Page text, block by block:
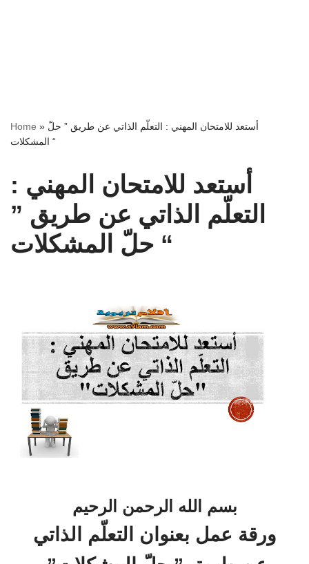
Home » أستعد للامتحان المهني : التعلّم الذاتي عن طريق ” حلّ
المشكلات “
أستعد للامتحان المهني :
التعلّم الذاتي عن طريق ”
حلّ المشكلات “
بسم الله الرحمن الرحيم
ورقة عمل بعنوان التعلّم الذاتي